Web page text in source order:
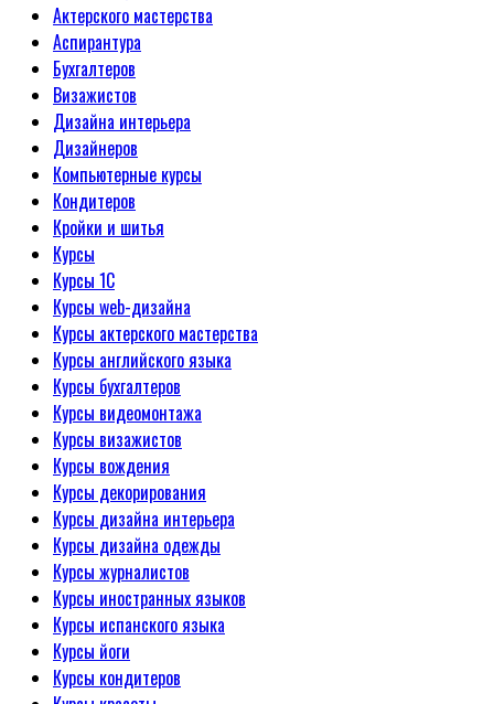
Актерского мастерства
Аспирантура
Бухгалтеров
Визажистов
Дизайна интерьера
Дизайнеров
Компьютерные курсы
Кондитеров
Кройки и шитья
Курсы
Курсы 1С
Курсы web-дизайна
Курсы актерского мастерства
Курсы английского языка
Курсы бухгалтеров
Курсы видеомонтажа
Курсы визажистов
Курсы вождения
Курсы декорирования
Курсы дизайна интерьера
Курсы дизайна одежды
Курсы журналистов
Курсы иностранных языков
Курсы испанского языка
Курсы йоги
Курсы кондитеров